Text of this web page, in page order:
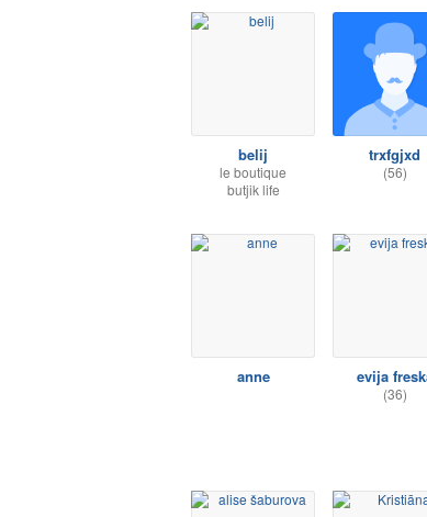
belij
le boutique
butjik life
trxfgjxd
(56)
anne evija
(36)